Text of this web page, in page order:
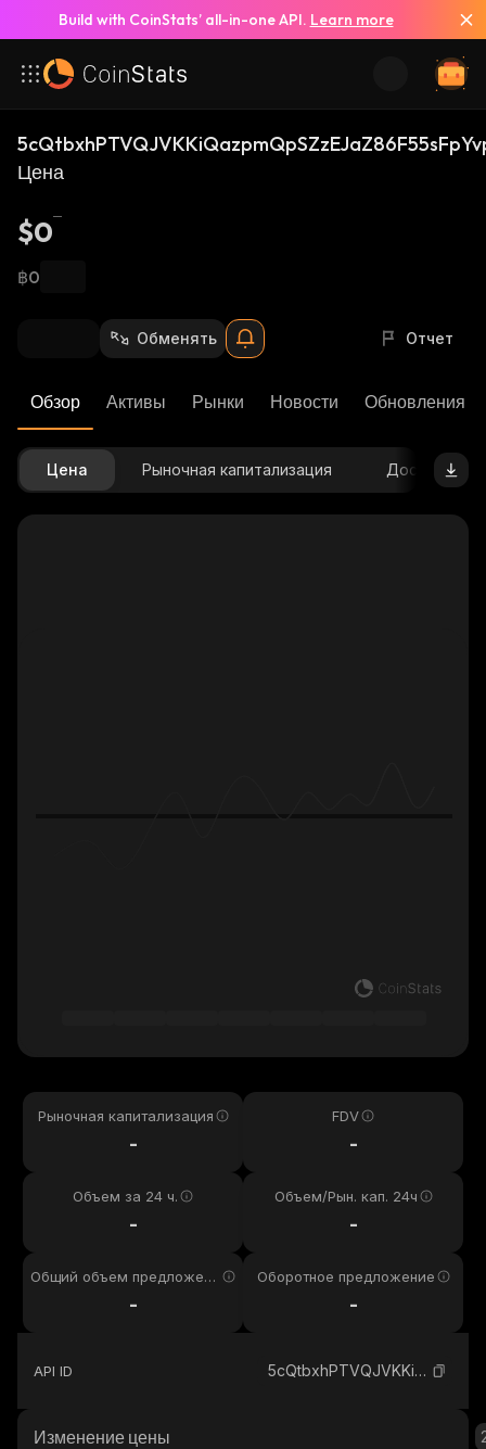
Build with CoinStats’ all-in-one API. Learn more
Цена
$0
฿0
Обменять Отчет
Обзор Активы Рынки Новости Обновления
Цена Рыночная капитализация Доступное
Рыночная капитализация
-
FDV
-
Объем за 24 ч.
-
Объем/Рын. кап. 24ч
-
Общий объем предложени
-
Оборотное предложение
-
API ID 5cQtbxhPTVQJVKKiQazpmQpSZzEJaZ86F55sFpYvpump_solana
Изменение цены